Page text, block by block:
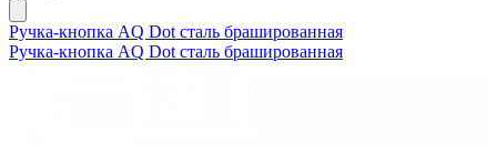
Ручка-кнопка AQ Dot сталь брашированная
Ручка-кнопка AQ Dot сталь брашированная